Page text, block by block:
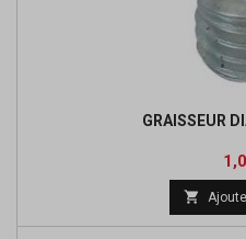
GRAISSEUR
Prix
